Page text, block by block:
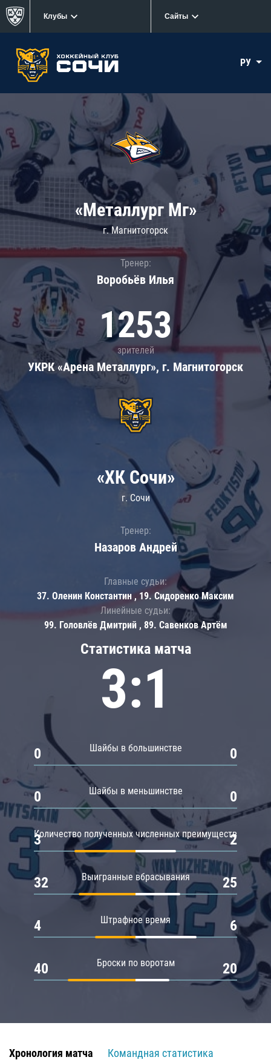
Клубы Сайты
РУ
«Металлург Мг»
г. Магнитогорск
Тренер:
Воробьёв Илья
1253
зрителей
УКРК «Арена Металлург», г. Магнитогорск
Статистика матча
3:1
Шайбы в большинстве
0 0
Шайбы в меньшинстве
0 0
Количество полученных численных преимуществ
3 2
Выигранные вбрасывания
32 25
Штрафное время
4 6
Броски по воротам
40 20
«ХК Сочи»
г. Сочи
Тренер:
Назаров Андрей
Главные судьи:
37. Оленин Константин , 19. Сидоренко Максим
Линейные судьи:
99. Головлёв Дмитрий , 89. Савенков Артём
Хронология матча
Командная статистика